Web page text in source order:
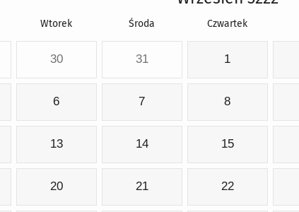
Wtorek Środa Czwartek
30 31 1
6 7 8
13 14 15
20 21 22